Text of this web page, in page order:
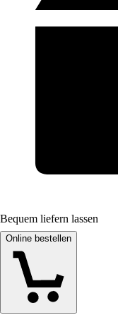
Bequem liefern lassen
Online bestellen